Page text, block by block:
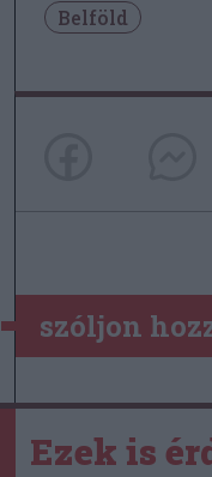
Belföld
szóljon
Ezek is